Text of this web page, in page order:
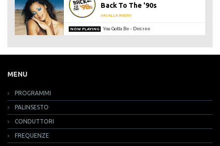
Back To The '90s
VAI ALLA RADIO
NOW PLAYING You Gotta Be Des´ree
MENU
PROGRAMMI
PALINSESTO
CONDUTTORI
FREQUENZE